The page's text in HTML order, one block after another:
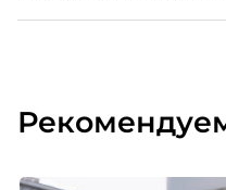
и долгосрочное